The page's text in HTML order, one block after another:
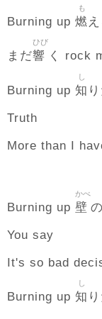
Burning up 燃
も
まだ響
ひび
く rock
Burning up 知
し
Truth
More than I
Burning up 壁
かべ
の
You say
It's so bad
Burning up 知
し